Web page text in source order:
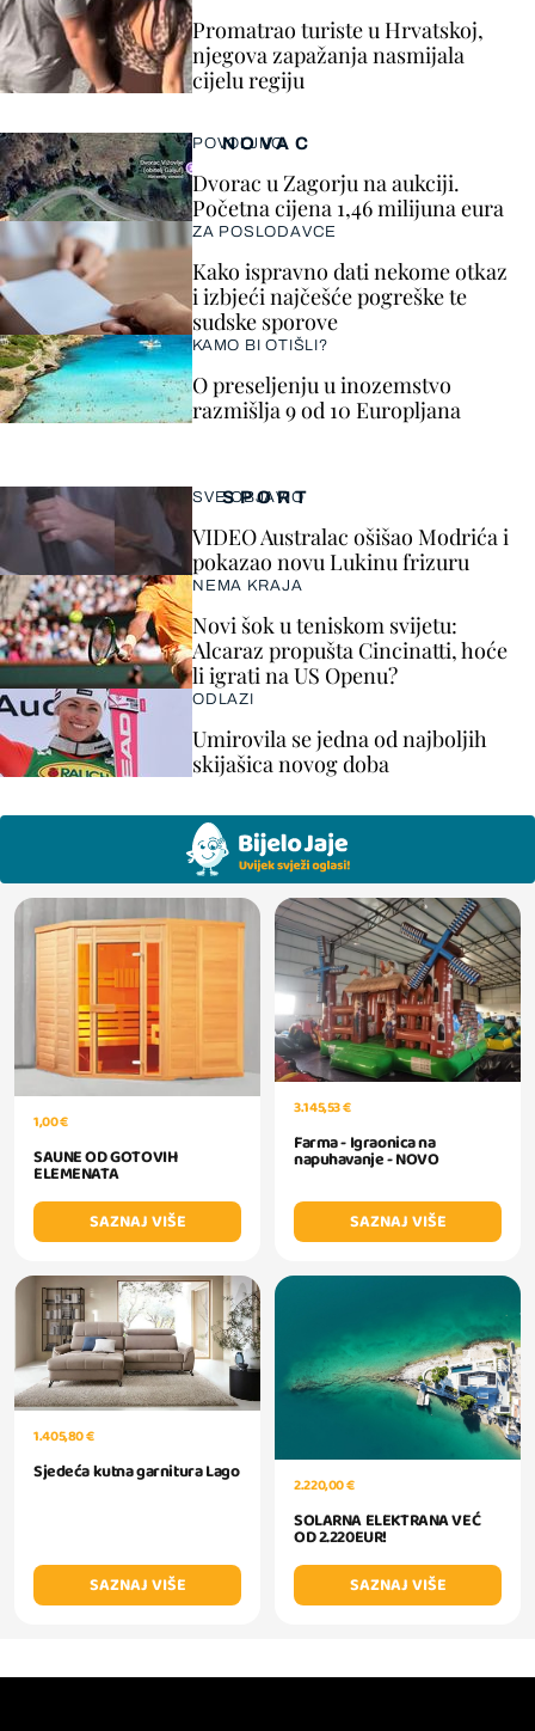
Promatrao turiste u Hrvatskoj,
njegova zapažanja nasmijala
cijelu regiju
SPORT
SVE OBJAVIO
VIDEO Australac ošišao Modrića i
pokazao novu Lukinu frizuru
NEMA KRAJA
Novi šok u teniskom svijetu:
Alcaraz propušta Cincinatti, hoće
li igrati na US Openu?
ODLAZI
Umirovila se jedna od najboljih
skijašica novog doba
NOVAC
POVOLJNO
Dvorac u Zagorju na aukciji.
Početna cijena 1,46 milijuna eura
ZA POSLODAVCE
Kako ispravno dati nekome otkaz
i izbjeći najčešće pogreške te
sudske sporove
KAMO BI OTIŠLI?
O preseljenju u inozemstvo
razmišlja 9 od 10 Europljana
1,00 €
SAUNE OD GOTOVIH
ELEMENATA
SAZNAJ VIŠE
3.145,53 €
Farma - Igraonica na
napuhavanje - NOVO
SAZNAJ VIŠE
1.405,80 €
Sjedeća kutna garnitura Lago
SAZNAJ VIŠE
2.220,00 €
SOLARNA ELEKTRANA VEĆ
OD 2.220EUR!
SAZNAJ VIŠE